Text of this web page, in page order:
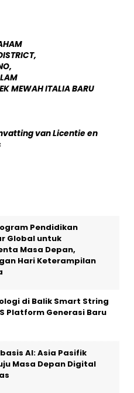
MEWAH ITALIA BARU
van Licentie en
Pendidikan
Global untuk
Masa Depan,
Hari Keterampilan
di Balik Smart String
Platform Generasi Baru
AI: Asia Pasifik
Masa Depan Digital